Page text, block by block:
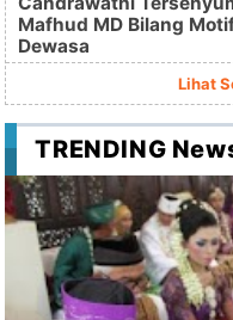
Mafhud MD Bilang
Dewasa
Lihat
TRENDING